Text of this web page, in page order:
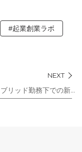
#起業創業ラボ
NEXT
ハイブリッド勤務下での新入社員育成